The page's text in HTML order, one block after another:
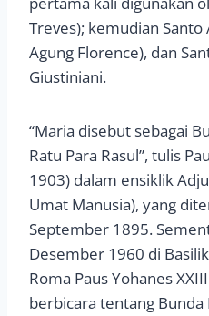
Treves); kemudian
Agung Florence), dan
Giustiniani.
“Maria disebut sebagai
Ratu Para Rasul”, tulis
1903) dalam ensiklik
Umat Manusia), yang
September 1895.
Desember 1960 di
Roma Paus Yohanes
berbicara tentang Bunda